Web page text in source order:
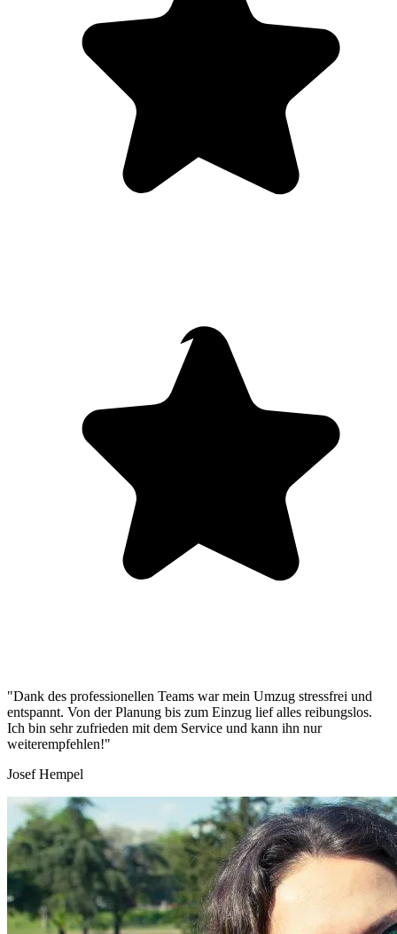
"Dank des professionellen Teams war mein Umzug stressfrei und
entspannt. Von der Planung bis zum Einzug lief alles reibungslos.
Ich bin sehr zufrieden mit dem Service und kann ihn nur
weiterempfehlen!"
Josef Hempel